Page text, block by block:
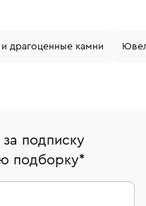
драгоценные камни
подписку
подборку*